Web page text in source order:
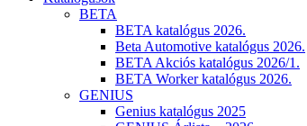
BETA
BETA katalógus 2026.
Beta Automotive katalógus 2026.
BETA Akciós katalógus 2026/1.
BETA Worker katalógus 2026.
GENIUS
Genius katalógus 2025